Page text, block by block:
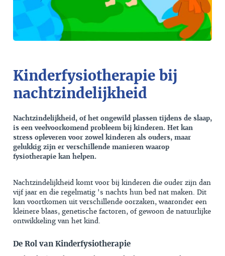
Kinderfysiotherapie bij
nachtzindelijkheid
Nachtzindelijkheid, of het ongewild plassen tijdens de slaap,
is een veelvoorkomend probleem bij kinderen. Het kan
stress opleveren voor zowel kinderen als ouders, maar
gelukkig zijn er verschillende manieren waarop
fysiotherapie kan helpen.
Nachtzindelijkheid komt voor bij kinderen die ouder zijn dan
vijf jaar en die regelmatig 's nachts hun bed nat maken. Dit
kan voortkomen uit verschillende oorzaken, waaronder een
kleinere blaas, genetische factoren, of gewoon de natuurlijke
ontwikkeling van het kind.
De Rol van Kinderfysiotherapie